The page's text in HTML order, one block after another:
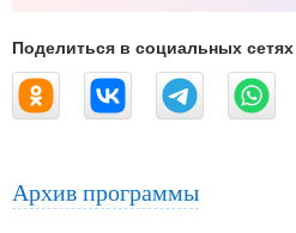
Поделиться в социальных сетях
Архив программы